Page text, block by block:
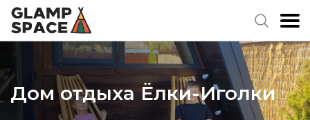
Дом отдыха Ёлки-Иголки